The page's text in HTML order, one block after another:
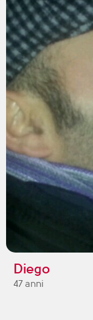
Diego
47 anni